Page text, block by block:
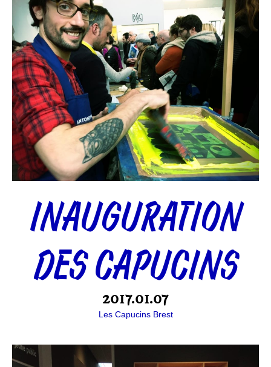
INAUGURATION
DES CAPUCINS
2017.01.07
Les Capucins Brest